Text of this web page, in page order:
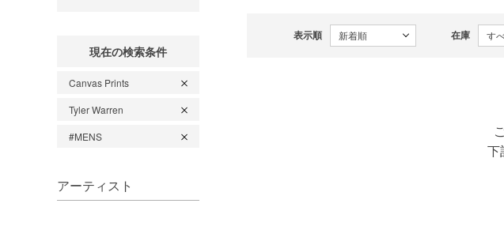
現在の検索条件
Canvas Prints
Tyler Warren
#MENS
アーティスト
表示順 在庫
下